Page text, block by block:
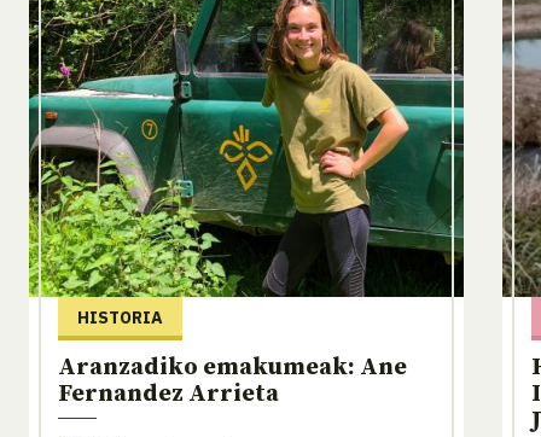
HISTORIA
Aranzadiko emakumeak: Ane
Fernandez Arrieta